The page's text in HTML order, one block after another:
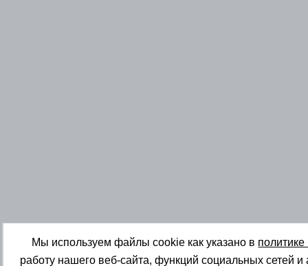
Мы используем файлы cookie как указано в
работу нашего веб-сайта, функций социальных сетей